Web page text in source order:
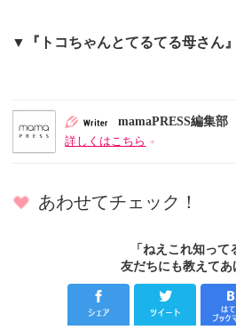
▼『トコちゃんとてるてる母さん
mamaPRESS編集部
詳しくはこちら
あわせてチェック！
「ねえこれ知って
友だちにも教えてあ